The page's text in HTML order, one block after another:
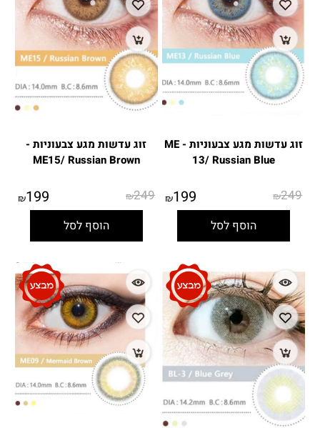
זוג עדשות מגע צבעוניות - ME
13/ Russian Blue
₪249
₪199
הוסף לסל
זוג עדשות מגע צבעוניות -
ME15/ Russian Brown
₪249
₪199
הוסף לסל